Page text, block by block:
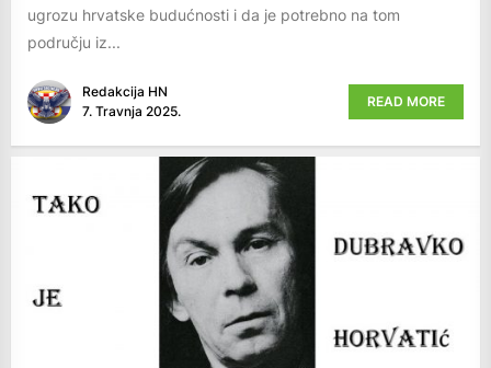
ugrozu hrvatske budućnosti i da je potrebno na tom
području iz...
Redakcija HN
7. Travnja 2025.
READ MORE